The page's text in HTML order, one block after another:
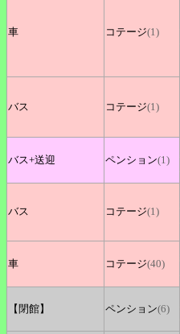
車 コテージ(1)
バス コテージ(1)
バス+送迎 ペンション(1)
バス コテージ(1)
車 コテージ(40)
【閉館】 ペンション(6)